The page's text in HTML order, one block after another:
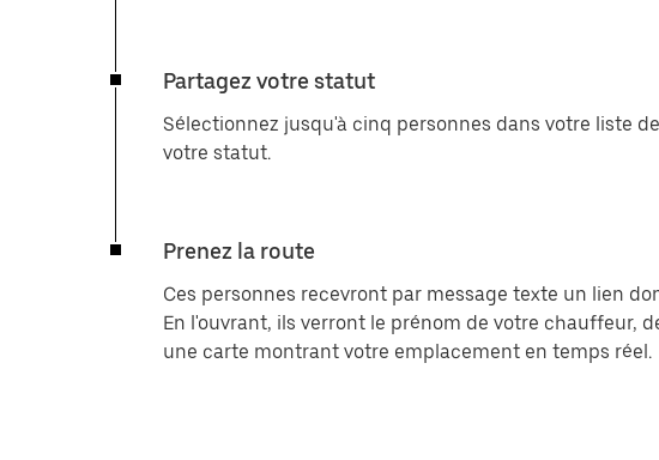
Partagez votre statut
Sélectionnez jusqu'à cinq personnes dans votre liste
votre statut.
Prenez la route
Ces personnes recevront par message texte un lien
En l'ouvrant, ils verront le prénom de votre chauffeur,
une carte montrant votre emplacement en temps réel.